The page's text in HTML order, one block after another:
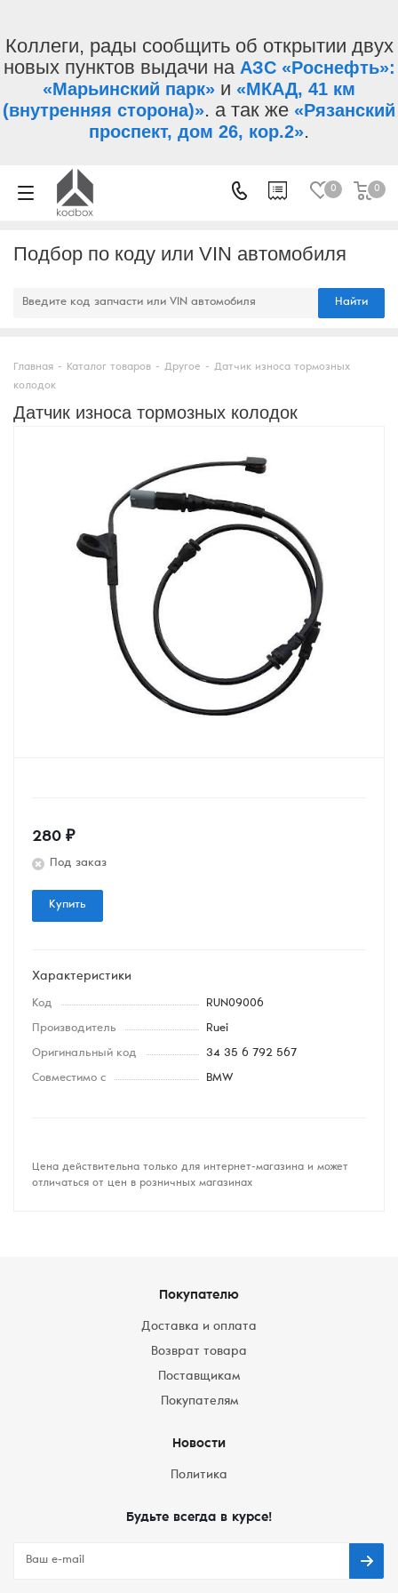
Коллеги, рады сообщить об открытии двух
новых пунктов выдачи на АЗС «Роснефть»:
«Марьинский парк» и «МКАД, 41 км
(внутренняя сторона)». а так же «Рязанский
проспект, дом 26, кор.2».
0 0
Подбор по коду или VIN автомобиля
Найти
Главная - Каталог товаров - Другое - Датчик износа тормозных
колодок
Датчик износа тормозных колодок
280 ₽
Под заказ
Купить
Характеристики
Код RUN09006
Производитель Ruei
Оригинальный код 34 35 6 792 567
Совместимо с BMW
Цена действительна только для интернет-магазина и может
отличаться от цен в розничных магазинах
Покупателю
Доставка и оплата
Возврат товара
Поставщикам
Покупателям
Новости
Политика
Будьте всегда в курсе!